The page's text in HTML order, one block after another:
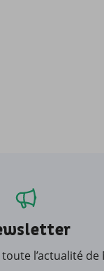
l’actualité de